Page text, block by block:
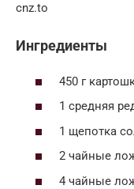
cnz.to
Ингредиенты
450 г
1 средняя
1 щепотка
2 чайные
4 чайные